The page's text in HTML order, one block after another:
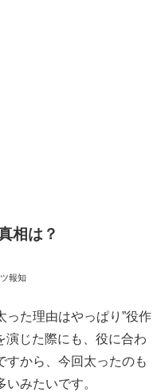
相は？
報知
った理由はやっぱり”役作
演じた際にも、役に合わ
から、 今回太ったのも
みたいです。